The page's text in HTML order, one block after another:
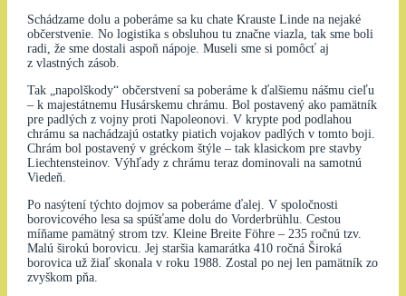
Schádzame dolu a poberáme sa ku chate Krauste Linde na nejaké
občerstvenie. No logistika s obsluhou tu značne viazla, tak sme boli
radi, že sme dostali aspoň nápoje. Museli sme si pomôcť aj
z vlastných zásob.
Tak „napolškody“ občerstvení sa poberáme k ďalšiemu nášmu cieľu
– k majestátnemu Husárskemu chrámu. Bol postavený ako pamätník
pre padlých z vojny proti Napoleonovi. V krypte pod podlahou
chrámu sa nachádzajú ostatky piatich vojakov padlých v tomto boji.
Chrám bol postavený v gréckom štýle – tak klasickom pre stavby
Liechtensteinov. Výhľady z chrámu teraz dominovali na samotnú
Viedeň.
Po nasýtení týchto dojmov sa poberáme ďalej. V spoločnosti
borovicového lesa sa spúšťame dolu do Vorderbrühlu. Cestou
míňame pamätný strom tzv. Kleine Breite Föhre – 235 ročnú tzv.
Malú širokú borovicu. Jej staršia kamarátka 410 ročná Široká
borovica už žiaľ skonala v roku 1988. Zostal po nej len pamätník zo
zvyškom pňa.